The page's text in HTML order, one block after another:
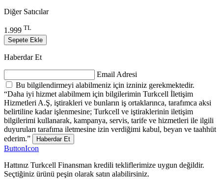
Diğer Satıcılar
1.999 TL
Sepete Ekle
Haberdar Et
Email Adresi
Bu bilgilendirmeyi alabilmeniz için izniniz gerekmektedir.
“Daha iyi hizmet alabilmem için bilgilerimin Turkcell İletişim
Hizmetleri A.Ş, iştirakleri ve bunların iş ortaklarınca, tarafımca aksi
belirtiline kadar işlenmesine; Turkcell ve iştiraklerinin iletişim
bilgilerimi kullanarak, kampanya, servis, tarife ve hizmetleri ile ilgili
duyuruları tarafıma iletmesine izin verdiğimi kabul, beyan ve taahhüt
ederim.”
Haberdar Et
ButtonIcon
Hattınız Turkcell Finansman kredili tekliflerimize uygun değildir.
Seçtiğiniz ürünü peşin olarak satın alabilirsiniz.